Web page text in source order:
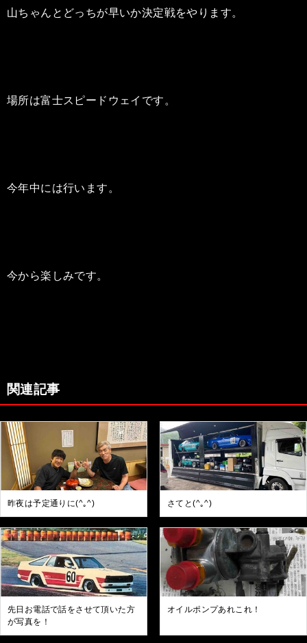
山ちゃんとどっちが早いか決定戦をやります。
場所は富士スピードウェイです。
今年中には行います。
今から楽しみです。
関連記事
昨夜は予定通りに(^｡^) さてと(^｡^)
先日お電話で話をさせて頂いた方
が写真を！
オイルポンプあれこれ！